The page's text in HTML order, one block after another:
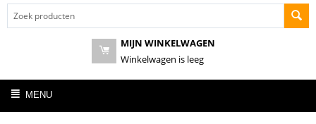
MIJN WINKELWAGEN
Winkelwagen is leeg
MENU